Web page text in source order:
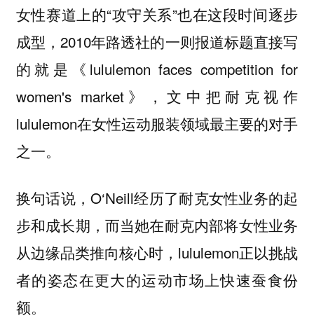
女性赛道上的“攻守关系”也在这段时间逐步
成型，2010年路透社的一则报道标题直接写
的就是《lululemon faces competition for
women's market》，文中把耐克视作
lululemon在女性运动服装领域最主要的对手
之一。
换句话说，O‘Neill经历了耐克女性业务的起
步和成长期，而当她在耐克内部将女性业务
从边缘品类推向核心时，lululemon正以挑战
者的姿态在更大的运动市场上快速蚕食份
额。